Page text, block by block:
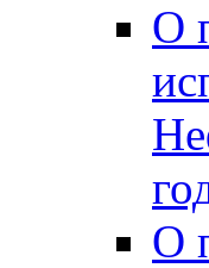
О
О